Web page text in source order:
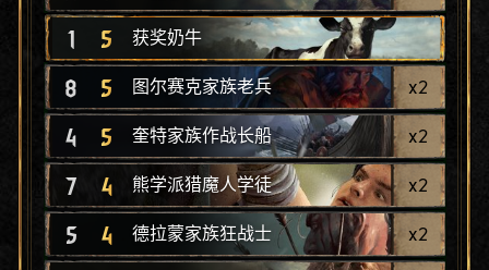
1 5 获奖奶牛
8 5 图尔赛克家族老兵 x2
4 5 奎特家族作战长船 x2
7 4 熊学派猎魔人学徒 x2
5 4 德拉蒙家族狂战士 x2